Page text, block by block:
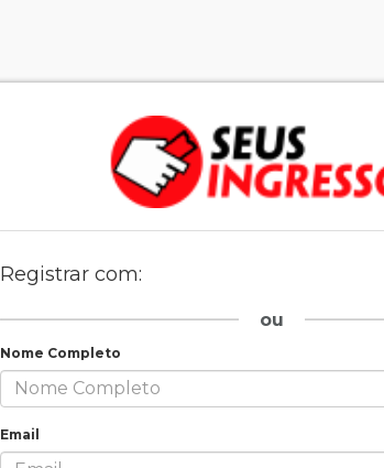
Registrar com:
ou
Nome Completo
Email